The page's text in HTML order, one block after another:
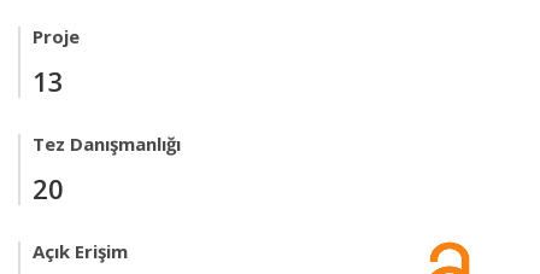
Proje
13
Tez Danışmanlığı
20
Açık Erişim